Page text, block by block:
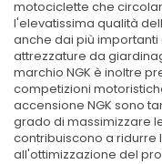
motociclette che
l'elevatissima qualità
anche dai più
attrezzature da
marchio NGK è inoltre
competizioni
accensione NGK sono
grado di massimizzare
contribuiscono a
all'ottimizzazione del